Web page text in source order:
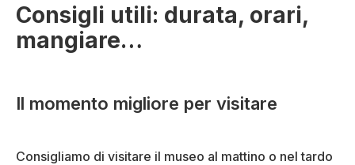
Consigli utili: durata, orari,
mangiare…
Il momento migliore per visitare
Consigliamo di visitare il museo al mattino o nel tardo